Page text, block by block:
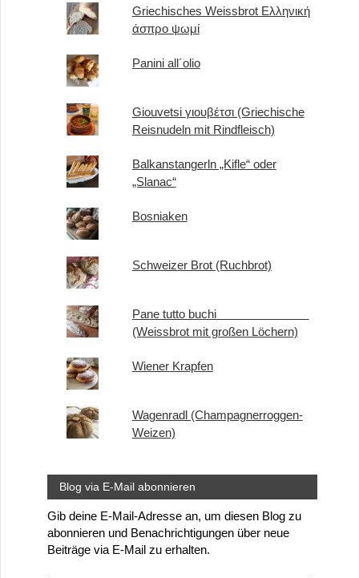
Griechisches Weissbrot Ελληνική
άσπρο ψωμί
Panini all´olio
Giouvetsi γιουβέτσι (Griechische
Reisnudeln mit Rindfleisch)
Balkanstangerln „Kifle“ oder
„Slanac“
Bosniaken
Schweizer Brot (Ruchbrot)
Pane tutto buchi
(Weissbrot mit großen Löchern)
Wiener Krapfen
Wagenradl (Champagnerroggen-
Weizen)
Blog via E-Mail abonnieren
Gib deine E-Mail-Adresse an, um diesen Blog zu
abonnieren und Benachrichtigungen über neue
Beiträge via E-Mail zu erhalten.